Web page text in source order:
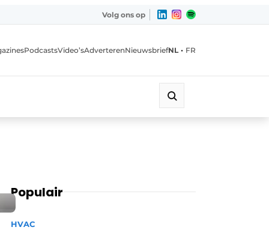
Volg ons op
PodcastsVideo’sAdverterenNieuwsbriefNL • FR
Populair
HVAC